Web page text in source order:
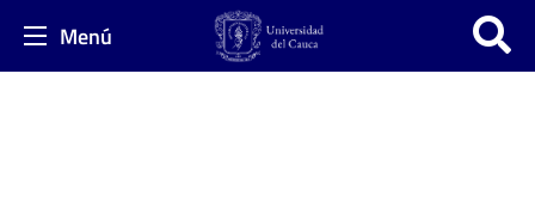
Menú